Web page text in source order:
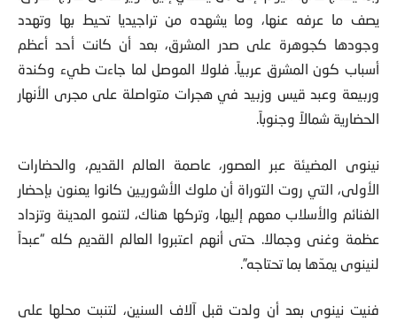
يصف ما عرفه عنها، وما يشهده من تراجيديا تحيط بها وتهدد
وجودها كجوهرة على صدر المشرق، بعد أن كانت أحد أعظم
أسباب كون المشرق عربياً. فلولا الموصل لما جاءت طيء وكندة
وربيعة وعبد قيس وزبيد في هجرات متواصلة على مجرى الأنهار
الحضارية شمالاً وجنوباً.
نينوى المضيئة عبر العصور، عاصمة العالم القديم، والحضارات
الأولى، التي روت التوراة أن ملوك الأشوريين كانوا يعنون بإحضار
الغنائم والأسلاب معهم إليها، وتركها هناك، لتنمو المدينة وتزداد
عظمة وغنى وجمالا. حتى أنهم اعتبروا العالم القديم كله “عبداً
لنينوى يمدّها بما تحتاجه”.
فنيت نينوى بعد أن ولدت قبل آلاف السنين، لتنبت محلها على